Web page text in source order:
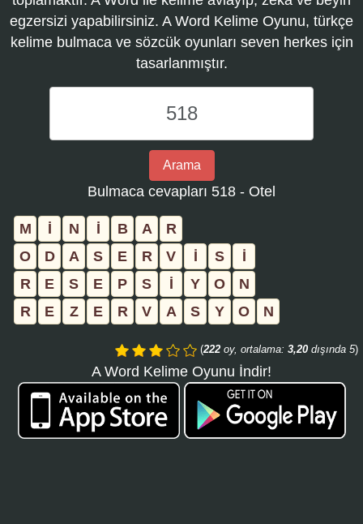
egzersizi yapabilirsiniz. A Word Kelime Oyunu, türkçe
kelime bulmaca ve sözcük oyunları seven herkes için
tasarlanmıştır.
Word
Kelime
Oyunu
bulmaca
numarasını
girin
ve
aramayı
tıklayın:
Arama
Bulmaca cevapları 518 - Otel
M İ N İ B A
R
O
D A S E R V İ S
İ
R
E S E P S İ Y O
N
R
E Z E R V A S Y O N
(222 oy, ortalama: 3,20 dışında 5)
A Word Kelime Oyunu İndir!